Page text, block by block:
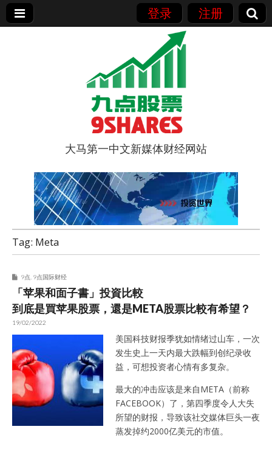
登录 注册
9点股票
大马第一中文新媒体财经网站
Tag: Meta
9点 9点国际财经
「苹果和面子書」投資比較
到底是買苹果股票，還是META股票比較有希望？
19/02/2022
美国科技财报季犹如情绪过山车，一次
发生史上一天内最大跌幅到创纪录收
益，可想投资者心情有多复杂。
最大的冲击应该是来自META（前称
FACEBOOK）了，第四季度令人大失
所望的财报，导致该社交媒体巨头一夜
蒸发掉约2000亿美元的市值。